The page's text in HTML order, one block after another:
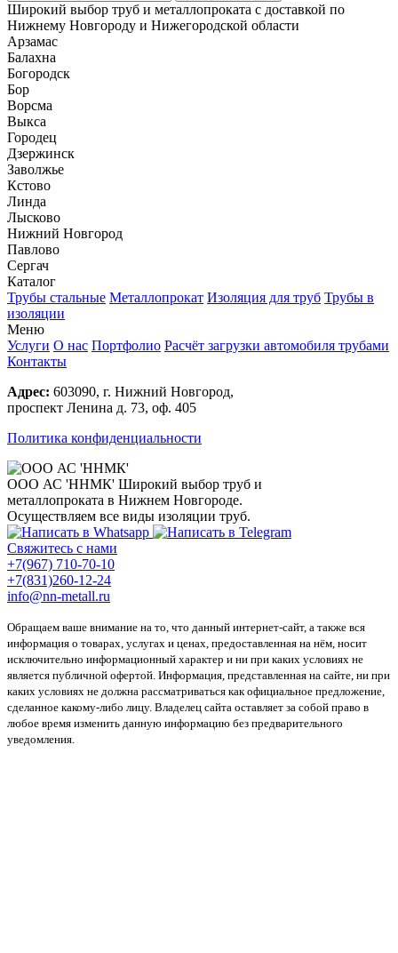
Широкий выбор труб и металлопроката с доставкой по
Нижнему Новгороду и Нижегородской области
Арзамас
Балахна
Богородск
Бор
Ворсма
Выкса
Городец
Дзержинск
Заволжье
Кстово
Линда
Лысково
Нижний Новгород
Павлово
Сергач
Каталог
Трубы стальные Металлопрокат Изоляция для труб Трубы в
изоляции
Меню
Услуги О нас Портфолио Расчёт загрузки автомобиля трубами
Контакты
Адрес: 603090, г. Нижний Новгород,
проспект Ленина д. 73, оф. 405
Политика конфиденциальности
ООО АС 'ННМК' Широкий выбор труб и
металлопроката в Нижнем Новгороде.
Осуществляем все виды изоляции труб.
Свяжитесь с нами
+7(967) 710-70-10
+7(831)260-12-24
info@nn-metall.ru
Обращаем ваше внимание на то, что данный интернет-сайт, а также вся
информация о товарах, услугах и ценах, предоставленная на нём, носит
исключительно информационный характер и ни при каких условиях не
является публичной офертой. Информация, представленная на сайте, ни при
каких условиях не должна рассматриваться как официальное предложение,
сделанное какому-либо лицу. Владелец сайта оставляет за собой право в
любое время изменить данную информацию без предварительного
уведомления.